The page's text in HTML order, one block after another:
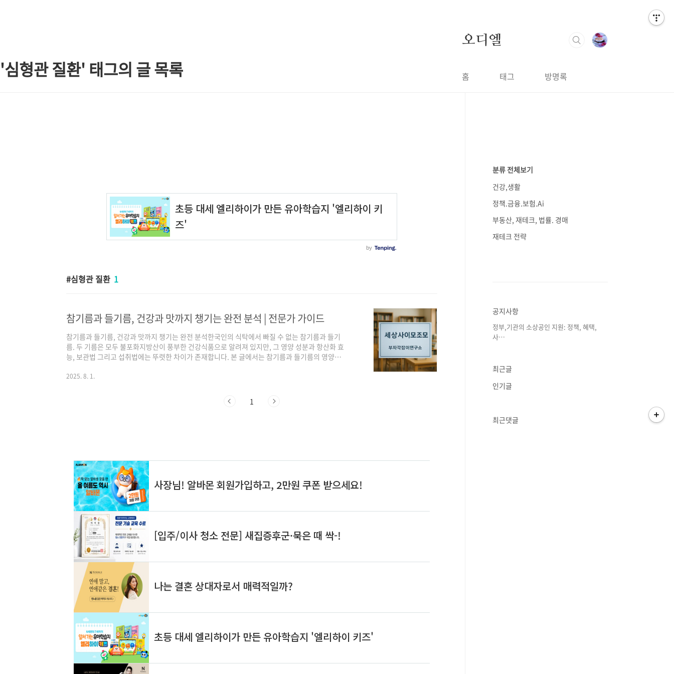
'심형관 질환' 태그의 글 목록
오디엘
홈 태그 방명록
심형관 질환 1
참기름과 들기름, 건강과 맛까지 챙기는 완전 분석 | 전문가 가이드
참기름과 들기름, 건강과 맛까지 챙기는 완전 분석한국인의 식탁에서 빠질 수 없는 참기름과 들기
름. 두 기름은 모두 불포화지방산이 풍부한 건강식품으로 알려져 있지만, 그 영양 성분과 항산화 효
능, 보관법 그리고 섭취법에는 뚜렷한 차이가 존재합니다. 본 글에서는 참기름과 들기름의 영양학
게 정리했습니다.1. 참기름과 들기름의 기본 개념과 주요 영양 성분 비교참기름은 볶은 참깨에서
조절하고 건강에 이로운 역할을 하지만, 지방산 구성과 오메가-3 함량에서 큰 차이가 있습니다.영
2025. 8. 1.
1
분류 전체보기
건강,생활
정책.금융.보험.Ai
부동산, 재테크, 법률. 경매
재테크 전략
공지사항
정부,기관의 소상공인 지원: 정책, 혜택,
사⋯
최근글
인기글
최근댓글